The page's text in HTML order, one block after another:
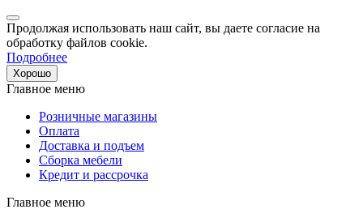
Продолжая использовать наш сайт, вы даете согласие на
обработку файлов cookie.
Подробнее
Хорошо
Главное меню
Розничные магазины
Оплата
Доставка и подъем
Сборка мебели
Кредит и рассрочка
Главное меню